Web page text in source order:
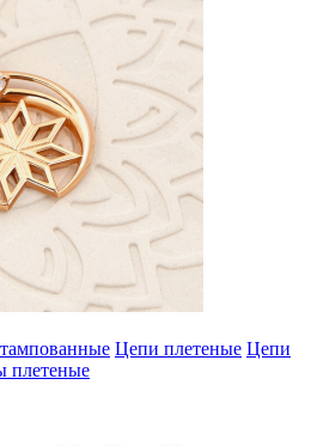
Цепи плетеные Цепи
плетеные